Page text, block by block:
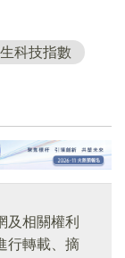
科技指數
及相關權利
行轉載、摘